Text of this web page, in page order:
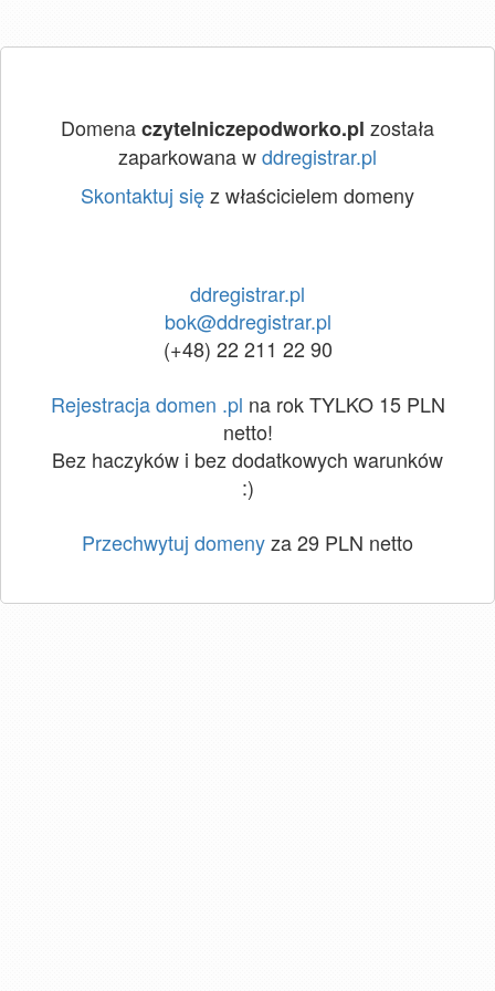
Domenaczytelniczepodworko.pl została
zaparkowana wddregistrar.pl
Skontaktuj sięz właścicielem domeny
ddregistrar.pl
bok@ddregistrar.pl
(+48) 22 211 22 90
Rejestracja domen .pl na rok TYLKO 15 PLN
netto!
Bez haczyków i bez dodatkowych warunków
:)
Przechwytuj domenyza 29 PLN netto